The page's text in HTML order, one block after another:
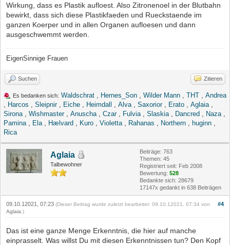
Wirkung, dass es Plastik aufloest. Also Zitronenoel in der Blutbahn
bewirkt, dass sich diese Plastikfaeden und Rueckstaende im
ganzen Koerper und in allen Organen aufloesen und dann
ausgeschwemmt werden.
EigenSinnige Frauen
Suchen Zitieren
Es bedanken sich: Waldschrat Hernes_Son Wilder Mann THT
Andrea
Harcos Sleipnir, Eiche Heimdall Alva Saxorior, Erato Aglaia
Sirona
Wishmaster, Anuscha Czar, Fulvia Slaskia Dancred Naza
Pamina
Ela Hælvard Kuro Violetta Rahanas Northern huginn
Rica
Aglaia
Talbewohner
Beiträge: 763
Themen: 45
Registriert seit: Feb 2008
Bewertung: 528
Bedankte sich: 28679
17147x gedankt in 638 Beiträgen
#4
09.10.12021, 07:23 (Dieser Beitrag wurde zuletzt bearbeitet: 09.10.12021, 07:34 von
Aglaia .)
Das ist eine ganze Menge Erkenntnis, die hier auf manche
einprasselt. Was willst Du mit diesen Erkenntnissen tun? Den Kopf